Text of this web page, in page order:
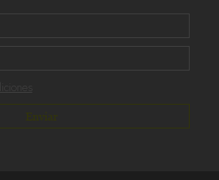
Enviar